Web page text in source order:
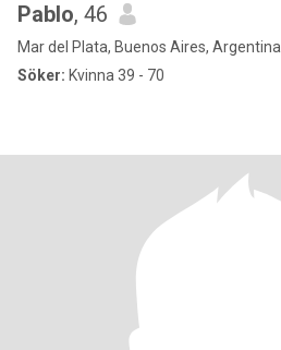
Pablo, 46
Mar del Plata, Buenos Aires, Argentina
Söker: Kvinna 39 - 70